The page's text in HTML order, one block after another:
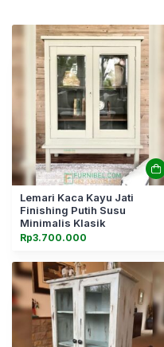
Lemari Kaca Kayu Jati
Finishing Putih Susu
Minimalis Klasik
Rp3.700.000